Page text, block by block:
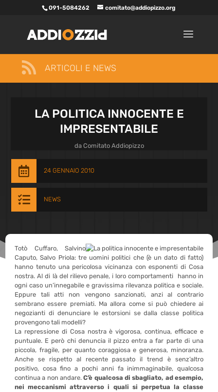
091-5084262 comitato@addiopizzo.org
 ARTICOLI E NEWS
LA POLITICA INNOCENTE E
IMPRESENTABILE
da Comitato Addiopizzo
 24 GENNAIO 2010
 NEWS
Totò Cuffaro, Salvino
Caputo, Salvo Priola: tre uomini politici che (è un dato di fatto)
hanno tenuto una pericolosa vicinanza con esponenti di Cosa
nostra. Al di là del rilievo penale, i loro comportamenti hanno in
ogni caso un’innegabile e gravissima rilevanza politica e sociale.
Eppure tali atti non vengono sanzionati, anzi al contrario
sembrano essere premiati. Ma allora come si può chiedere ai
negozianti di denunciare le estorsioni se dalla classe politica
provengono tali modelli?
La repressione di Cosa nostra è vigorosa, continua, efficace e
puntuale. E però chi denuncia il pizzo entra a far parte di una
piccola, fragile, per quanto coraggiosa e generosa, minoranza.
Anche se rispetto al recente passato il trend è senz’altro
positivo, cosa fino a pochi anni fa inimmaginabile, qualcosa
continua a non andare. C’è qualcosa di sbagliato, ad esempio,
nei meccanismi attraverso i quali si perpetua la classe